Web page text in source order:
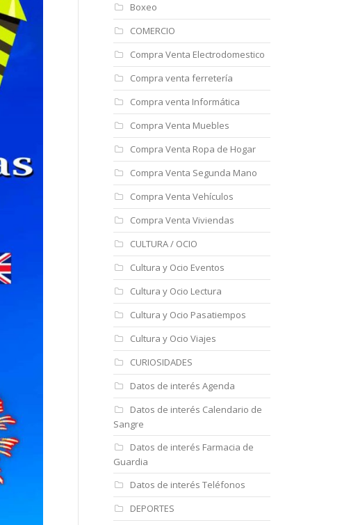
Boxeo
COMERCIO
Compra Venta Electrodomestico
Compra venta ferretería
Compra venta Informática
Compra Venta Muebles
Compra Venta Ropa de Hogar
Compra Venta Segunda Mano
Compra Venta Vehículos
Compra Venta Viviendas
CULTURA / OCIO
Cultura y Ocio Eventos
Cultura y Ocio Lectura
Cultura y Ocio Pasatiempos
Cultura y Ocio Viajes
CURIOSIDADES
Datos de interés Agenda
Datos de interés Calendario de
Sangre
Datos de interés Farmacia de
Guardia
Datos de interés Teléfonos
DEPORTES